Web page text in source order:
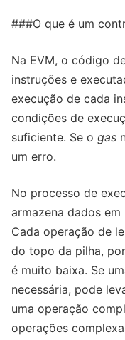
###O que é um
Na EVM, o código
instruções e
execução de cada
condições de
suficiente. Se o gas
um erro.
No processo de
armazena dados
Cada operação de
do topo da pilha,
é muito baixa. Se
necessária, pode
uma operação
operações